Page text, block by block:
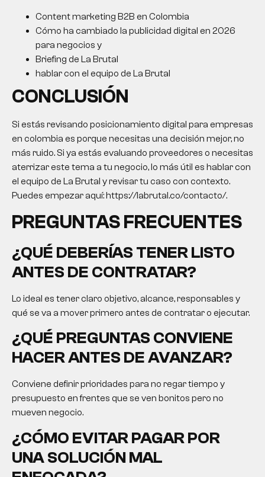
Content marketing B2B en Colombia
Cómo ha cambiado la publicidad digital en 2026
para negocios y
Briefing de La Brutal
hablar con el equipo de La Brutal
CONCLUSIÓN
Si estás revisando posicionamiento digital para empresas
en colombia es porque necesitas una decisión mejor, no
más ruido. Si ya estás evaluando proveedores o necesitas
aterrizar este tema a tu negocio, lo más útil es hablar con
el equipo de La Brutal y revisar tu caso con contexto.
Puedes empezar aquí: https://labrutal.co/contacto/.
PREGUNTAS FRECUENTES
¿QUÉ DEBERÍAS TENER LISTO
ANTES DE CONTRATAR?
Lo ideal es tener claro objetivo, alcance, responsables y
qué se va a mover primero antes de contratar o ejecutar.
¿QUÉ PREGUNTAS CONVIENE
HACER ANTES DE AVANZAR?
Conviene definir prioridades para no regar tiempo y
presupuesto en frentes que se ven bonitos pero no
mueven negocio.
¿CÓMO EVITAR PAGAR POR
UNA SOLUCIÓN MAL